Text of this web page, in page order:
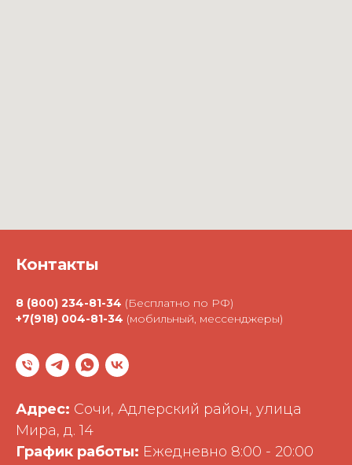
Контакты
8 (800) 234-81-34 (Бесплатно по РФ)
+7(918) 004-81-34 (мобильный, мессенджеры)
Адрес: Сочи, Адлерский район, улица
Мира, д. 14
График работы: Ежедневно 8:00 - 20:00